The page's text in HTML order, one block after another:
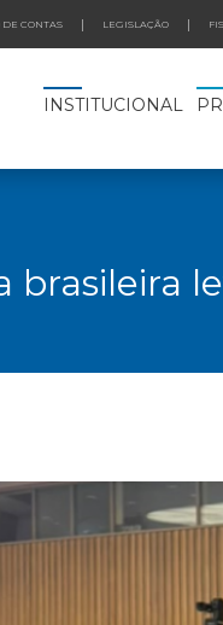
CONTAS LEGISLAÇÃO
INSTITUCIONAL
brasileira